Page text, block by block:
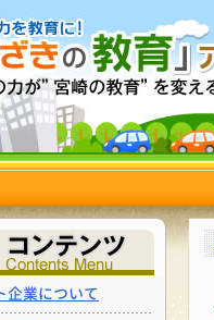
企業について